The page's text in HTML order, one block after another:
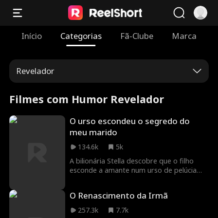
Início Categorias Fã-Clube Marca
Revelador
Filmes com Humor Revelador
O urso escondeu o segredo do
meu marido
134.6k
5k
A bilionária Stella descobre que o filho
esconde a amante num urso de pelúcia
Stella finge não saber e age em silêncio.
Ela pune o filho e a amante numa guerra
O Renascimento da Irmã
257.3k
7.7k